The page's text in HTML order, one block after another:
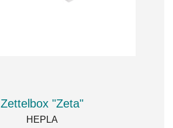
Zettelbox "Zeta"
HEPLA